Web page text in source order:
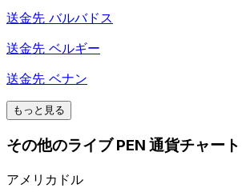
送金先 バルバドス
送金先 ベルギー
送金先 ベナン
もっと見る
その他のライブ PEN 通貨チャート
アメリカドル